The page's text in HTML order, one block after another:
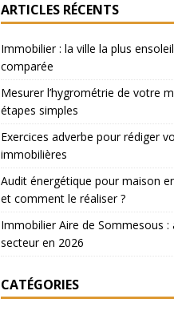
ARTICLES RÉCENTS
Immobilier : la ville la plus
comparée
Mesurer l’hygrométrie de votre
étapes simples
Exercices adverbe pour rédiger
immobilières
Audit énergétique pour maison
et comment le réaliser ?
Immobilier Aire de Sommesous :
secteur en 2026
CATÉGORIES